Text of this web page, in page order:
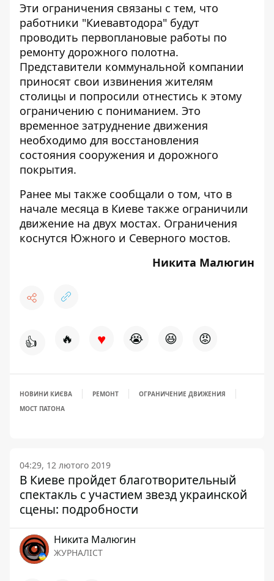
Эти ограничения связаны с тем, что
работники "Киевавтодора" будут
проводить первоплановые работы по
ремонту дорожного полотна.
Представители коммунальной компании
приносят свои извинения жителям
столицы и попросили отнестись к этому
ограничению с пониманием. Это
временное затруднение движения
необходимо для восстановления
состояния сооружения и дорожного
покрытия.
Ранее мы также сообщали о том, что в
начале месяца в Киеве также ограничили
движение на двух мостах. Ограничения
коснутся Южного и Северного мостов.
Никита Малюгин
👍 🔥 ♥ 😭 😆 😡
НОВИНИ КИЄВА РЕМОНТ
ОГРАНИЧЕНИЕ ДВИЖЕНИЯ
МОСТ ПАТОНА
04:29, 12 лютого 2019
В Киеве пройдет благотворительный
спектакль с участием звезд украинской
сцены: подробности
Никита Малюгин
ЖУРНАЛІСТ